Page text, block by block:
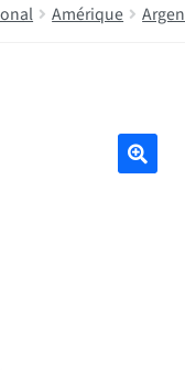
Amérique